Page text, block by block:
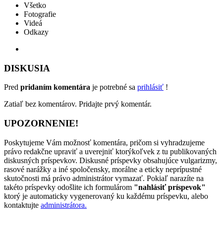
Všetko
Fotografie
Videá
Odkazy
DISKUSIA
Pred pridaním komentára je potrebné sa prihlásiť !
Zatiaľ bez komentárov. Pridajte prvý komentár.
UPOZORNENIE!
Poskytujeme Vám možnosť komentára, pričom si vyhradzujeme
právo redakčne upraviť a uverejniť ktorýkoľvek z tu publikovaných
diskusných príspevkov. Diskusné príspevky obsahujúce vulgarizmy,
rasové narážky a iné spoločensky, morálne a eticky neprípustné
skutočnosti má právo administrátor vymazať. Pokiaľ narazíte na
takéto príspevky odošlite ich formulárom "nahlásiť príspevok"
ktorý je automaticky vygenerovaný ku každému príspevku, alebo
kontaktujte administrátora.